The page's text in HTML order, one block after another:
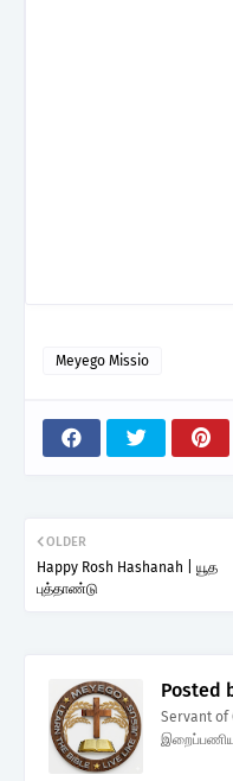
Meyego Missio
OLDER
Happy Rosh Hashanah | யூத
புத்தாண்டு
Posted
Servant